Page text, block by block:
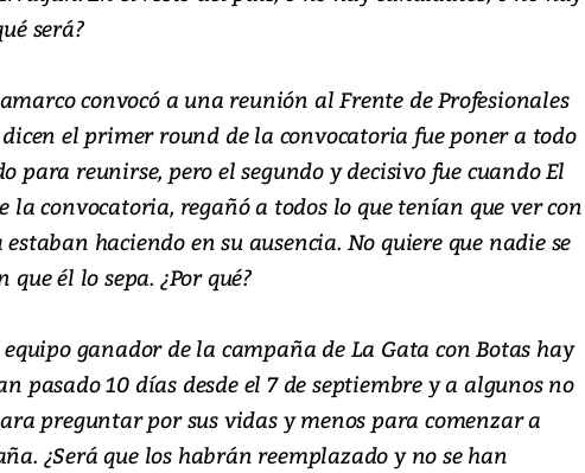
será?
convocó a una reunión al Frente de Profesionales
dicen el primer round de la convocatoria fue poner a todo
para reunirse, pero el segundo y decisivo fue cuando El
la convocatoria, regañó a todos lo que tenían que ver con
haciendo en su ausencia. No quiere que nadie se
que él lo sepa. ¿Por qué?
ganador de la campaña de La Gata con Botas hay
pasado 10 días desde el 7 de septiembre y a algunos no
preguntar por sus vidas y menos para comenzar a
¿Será que los habrán reemplazado y no se han